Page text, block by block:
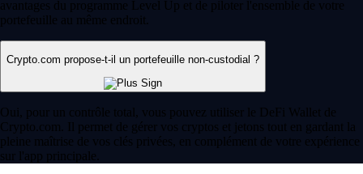
avantages du programme Level Up et de piloter l'ensemble de votre
portefeuille au même endroit.
Crypto.com propose-t-il un portefeuille non-custodial ?
Oui, pour un contrôle total, vous pouvez utiliser le DeFi Wallet de
Crypto.com. Il permet de gérer vos cryptos et jetons tout en gardant la
pleine maîtrise de vos clés privées, en complément de votre expérience
sur l'app principale.